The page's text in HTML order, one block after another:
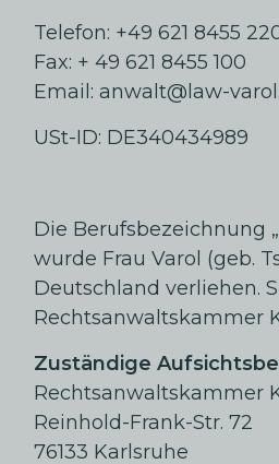
Telefon: +49 621 8455
Fax: + 49 621 8455 100
Email:anwalt@law-
USt-ID: DE340434989
Die Berufsbezeichnung
wurde Frau Varol (geb.
Deutschland verliehen.
Rechtsanwaltskammer
Zuständige
Rechtsanwaltskammer
Reinhold-Frank-Str. 72
76133 Karlsruhe